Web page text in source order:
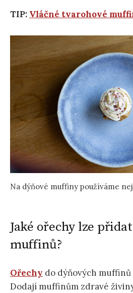
TIP: Vláčné tvarohové
Na dýňové muffiny používáme
Jaké ořechy lze
muffinů?
Ořechy do dýňových
Dodají muffinům zdravé